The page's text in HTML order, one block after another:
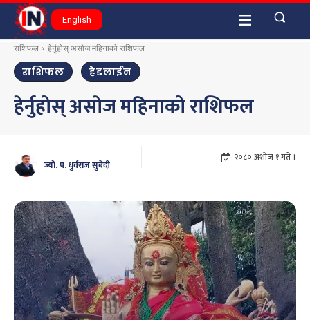
English
राशिफल हेर्नुहोस् असाेज महिनाको राशिफल
राशिफल हेडलाईन
हेर्नुहोस् असाेज महिनाको राशिफल
ज्यो. प. धुर्वराज सुबेदी
२०८० अशोज १ गते ।